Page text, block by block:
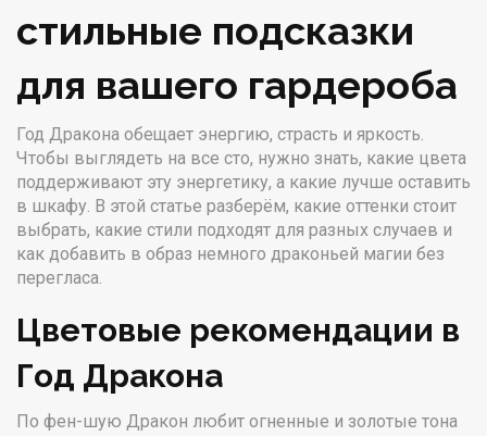
стильные подсказки
для вашего гардероба
Год Дракона обещает энергию, страсть и яркость.
Чтобы выглядеть на все сто, нужно знать, какие цвета
поддерживают эту энергетику, а какие лучше оставить
в шкафу. В этой статье разберём, какие оттенки стоит
выбрать, какие стили подходят для разных случаев и
как добавить в образ немного драконьей магии без
перегласа.
Цветовые рекомендации в
Год Дракона
По фен-шую Дракон любит огненные и золотые тона